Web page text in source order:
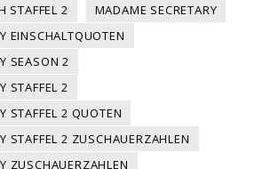
STAFFEL 2
MADAME SECRETARY
EINSCHALTQUOTEN
SEASON 2
STAFFEL 2
STAFFEL 2 QUOTEN
STAFFEL 2 ZUSCHAUERZAHLEN
ZUSCHAUERZAHLEN